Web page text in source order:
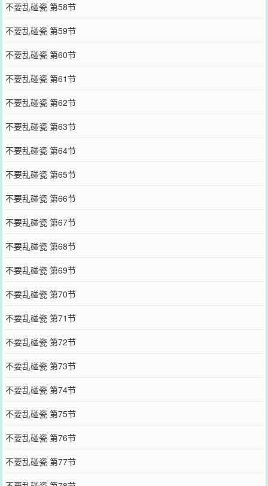
不要乱碰瓷 第58节
不要乱碰瓷 第59节
不要乱碰瓷 第60节
不要乱碰瓷 第61节
不要乱碰瓷 第62节
不要乱碰瓷 第63节
不要乱碰瓷 第64节
不要乱碰瓷 第65节
不要乱碰瓷 第66节
不要乱碰瓷 第67节
不要乱碰瓷 第68节
不要乱碰瓷 第69节
不要乱碰瓷 第70节
不要乱碰瓷 第71节
不要乱碰瓷 第72节
不要乱碰瓷 第73节
不要乱碰瓷 第74节
不要乱碰瓷 第75节
不要乱碰瓷 第76节
不要乱碰瓷 第77节